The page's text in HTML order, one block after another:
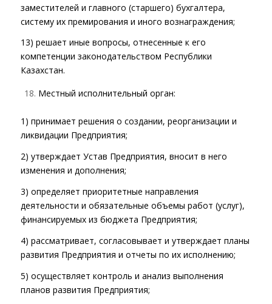
заместителей и главного (старшего) бухгалтера,
систему их премирования и иного вознаграждения;
13) решает иные вопросы, отнесенные к его
компетенции законодательством Республики
Казахстан.
Местный исполнительный орган:
1) принимает решения о создании, реорганизации и
ликвидации Предприятия;
2) утверждает Устав Предприятия, вносит в него
изменения и дополнения;
3) определяет приоритетные направления
деятельности и обязательные объемы работ (услуг),
финансируемых из бюджета Предприятия;
4) рассматривает, согласовывает и утверждает планы
развития Предприятия и отчеты по их исполнению;
5) осуществляет контроль и анализ выполнения
планов развития Предприятия;